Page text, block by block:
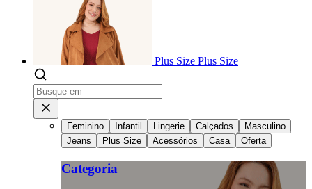
Plus Size Plus Size
Feminino Infantil Lingerie Calçados
Masculino
Jeans
Plus Size Acessórios Casa Oferta
Categoria